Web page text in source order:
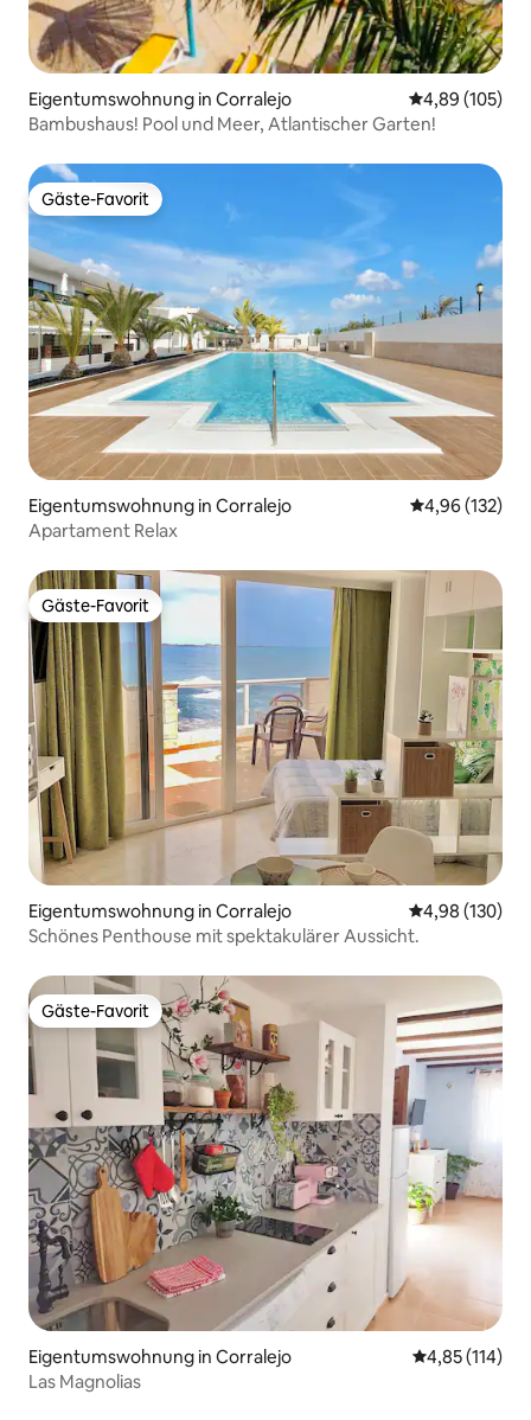
Eigentumswohnung in Corralejo
4,89 (105)
Bambushaus! Pool und Meer, Atlantischer Garten!
Gäste-Favorit
Gäste-Favorit
Eigentumswohnung in Corralejo
4,96 (132)
Apartament Relax
Gäste-Favorit
Gäste-Favorit
Eigentumswohnung in Corralejo
4,98 (130)
Schönes Penthouse mit spektakulärer Aussicht.
Gäste-Favorit
Gäste-Favorit
Eigentumswohnung in Corralejo
4,85 (114)
Las Magnolias